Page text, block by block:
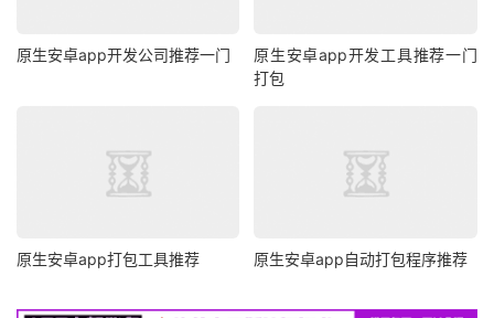
原生安卓app开发公司推荐一门
原生安卓app开发工具推荐一门
打包
原生安卓app打包工具推荐 原生安卓app自动打包程序推荐